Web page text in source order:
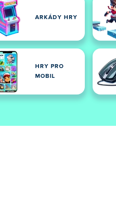
ARKÁDY HRY
HRY PRO
MOBIL